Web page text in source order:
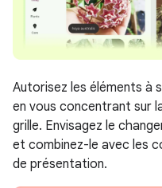
Autorisez les éléments à
en vous concentrant sur
grille. Envisagez le
et combinez-le avec les
de présentation.